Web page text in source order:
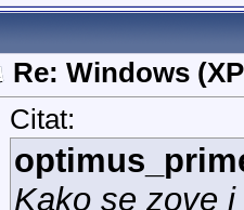
Re: Windows
Citat:
Kako se zove